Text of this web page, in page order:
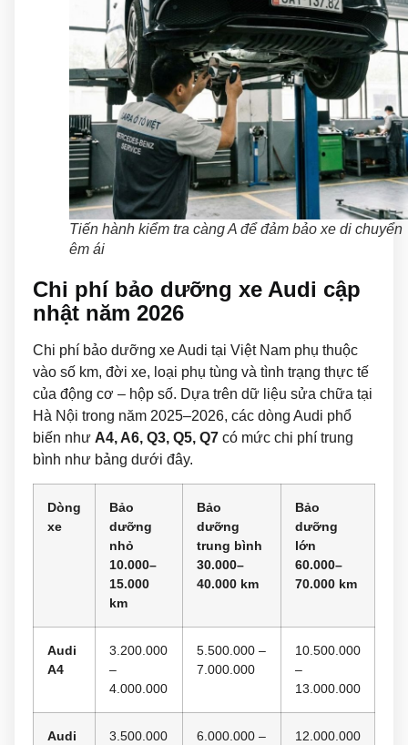
Tiến hành kiểm tra càng A để đảm bảo xe di chuyển
êm ái
Chi phí bảo dưỡng xe Audi cập
nhật năm 2026
Chi phí bảo dưỡng xe Audi tại Việt Nam phụ thuộc
vào số km, đời xe, loại phụ tùng và tình trạng thực tế
của động cơ – hộp số. Dựa trên dữ liệu sửa chữa tại
Hà Nội trong năm 2025–2026, các dòng Audi phổ
biến như A4, A6, Q3, Q5, Q7 có mức chi phí trung
bình như bảng dưới đây.
Dòng
xe
Bảo
dưỡng
nhỏ
10.000–
15.000
km
Bảo
dưỡng
trung bình
30.000–
40.000 km
Bảo
dưỡng
lớn
60.000–
70.000 km
Audi
A4
3.200.000
–
4.000.000
5.500.000 –
7.000.000
10.500.000
–
13.000.000
Audi
3.500.000
6.000.000 –
12.000.000